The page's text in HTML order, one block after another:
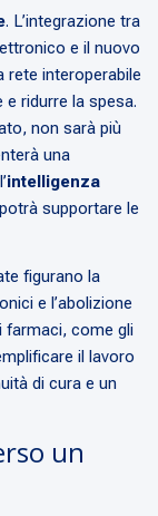
. L’integrazione tra
e il nuovo
rete interoperabile
ridurre la spesa.
non sarà più
una
intelligenza
supportare le
figurano la
e l’abolizione
farmaci, come gli
il lavoro
di cura e un
un